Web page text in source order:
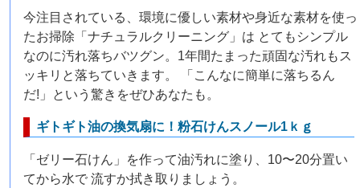
今注目されている、環境に優しい素材や身近な素材を使っ
たお掃除「ナチュラルクリーニング」は とてもシンプル
なのに汚れ落ちバツグン。1年間たまった頑固な汚れもス
ッキリと落ちていきます。 「こんなに簡単に落ちるん
だ!」という驚きをぜひあなたも。
ギトギト油の換気扇に！粉石けんスノール1ｋｇ
「ゼリー石けん」を作って油汚れに塗り、10〜20分置い
てから水で 流すか拭き取りましょう。